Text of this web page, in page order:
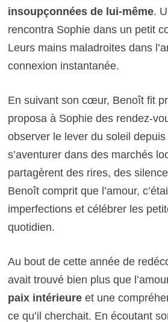
insoupçonnées de lui-même.
rencontra Sophie dans un petit
Leurs mains maladroites dans
connexion instantanée.
En suivant son cœur, Benoît fit
proposa à Sophie des rendez-
observer le lever du soleil
s’aventurer dans des marchés
partagèrent des rires, des
Benoît comprit que l’amour,
imperfections et célébrer les
quotidien.
Au bout de cette année de
avait trouvé bien plus que
paix intérieureet une
ce qu’il cherchait. En écoutant